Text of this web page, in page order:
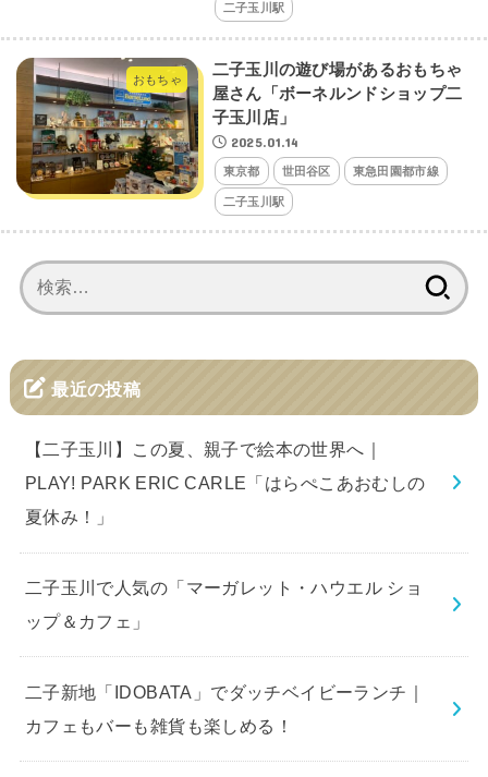
二子玉川駅
おもちゃ
二子玉川の遊び場があるおもちゃ
屋さん「ボーネルンドショップ二
子玉川店」
2025.01.14
東京都 世田谷区 東急田園都市線
二子玉川駅
索:
最近の投稿
【二子玉川】この夏、親子で絵本の世界へ｜
PLAY! PARK ERIC CARLE「はらぺこあおむしの
夏休み！」
二子玉川で人気の「マーガレット・ハウエル ショ
ップ＆カフェ」
二子新地「IDOBATA」でダッチベイビーランチ｜
カフェもバーも雑貨も楽しめる！